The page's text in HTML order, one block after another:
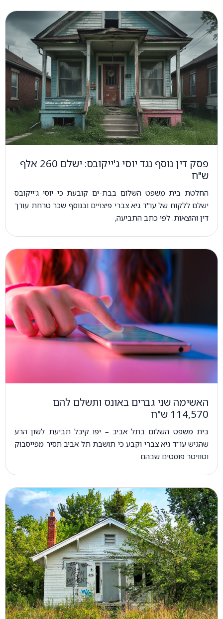
פסק דין נוסף נגד יוסי ג'ייקובס: ישלם 260 אלף
ש"ח
החלטת בית משפט השלום בבת-ים קובעת כי יוסי ג'ייקובס
ישלם ללקוח של עו"ד גיא צברי פיצויים ובנוסף שכר טרחת עורך
דין והוצאות. לפי כתב התביעה,
האשימה שני גברים באונס ותשלם להם
114,570 ש"ח
בית משפט השלום בתל אביב – יפו קיבל תביעת לשון הרע
שהגיש עו"ד גיא צברי וקבע כי תושבת תל אביב תסיר מפייסבוק
וטוויטר פוסטים שבהם